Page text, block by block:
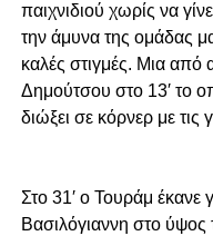
παιχνιδιού χωρίς να
την άμυνα της ομάδας
καλές στιγμές. Μια από
Δημούτσου στο 13′ το
διώξει σε κόρνερ με τις
Στο 31′ ο Τουράμ έκανε
Βασιλόγιαννη στο ύψος